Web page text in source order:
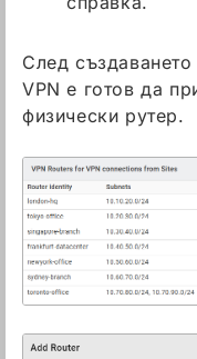
След
VPN е готов да
физически рутер.